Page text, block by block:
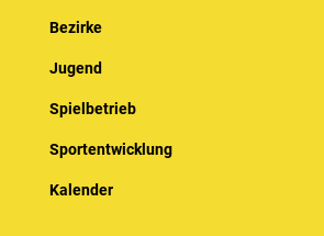
Bezirke
Jugend
Spielbetrieb
Sportentwicklung
Kalender